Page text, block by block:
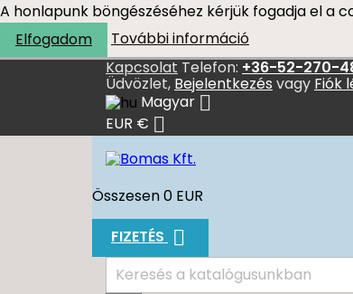
A honlapunk böngészéséhez kérjük fogadja el a
Elfogadom
További információ
Kapcsolat Telefon: +36-52-270-
Üdvözlet, Bejelentkezés vagy Fiók
Magyar 
EUR € 
Összesen0 EUR
FIZETÉS 